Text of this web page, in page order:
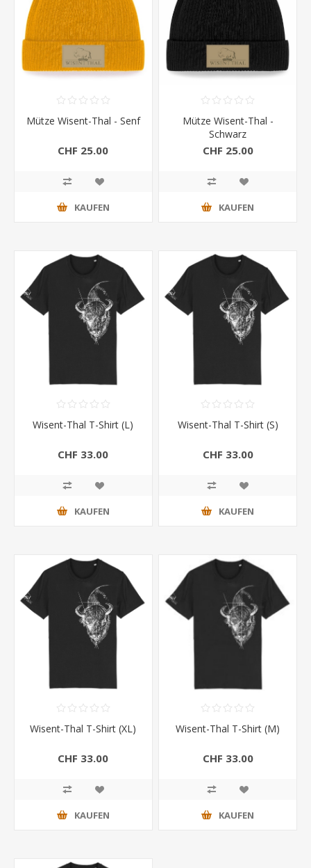
Mütze Wisent-Thal - Senf
CHF 25.00
KAUFEN
Mütze Wisent-Thal -
Schwarz
CHF 25.00
KAUFEN
Wisent-Thal T-Shirt (L)
CHF 33.00
KAUFEN
Wisent-Thal T-Shirt (S)
CHF 33.00
KAUFEN
Wisent-Thal T-Shirt (XL)
CHF 33.00
KAUFEN
Wisent-Thal T-Shirt (M)
CHF 33.00
KAUFEN